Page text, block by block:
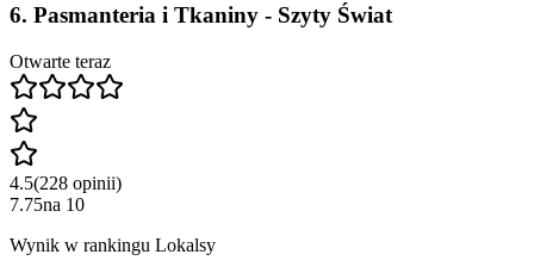
6. Pasmanteria i Tkaniny - Szyty Świat
Otwarte teraz
4.5(228 opinii)
7.75na 10
Wynik w rankingu Lokalsy